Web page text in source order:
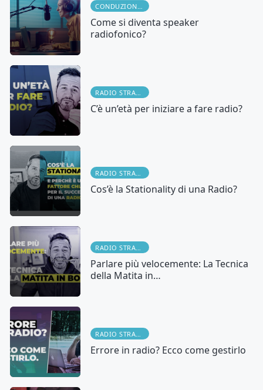
Come si diventa speaker
radiofonico?
RADIO STRATEGY
C’è un’età per iniziare a fare radio?
RADIO STRATEGY
Cos’è la Stationality di una Radio?
RADIO STRATEGY
Parlare più velocemente: La Tecnica
della Matita in…
RADIO STRATEGY
Errore in radio? Ecco come gestirlo